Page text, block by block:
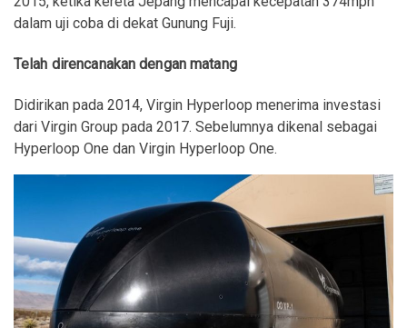
dalam uji coba di dekat Gunung Fuji.
Telah direncanakan dengan matang
Didirikan pada 2014, Virgin Hyperloop menerima investasi
dari Virgin Group pada 2017. Sebelumnya dikenal sebagai
Hyperloop One dan Virgin Hyperloop One.